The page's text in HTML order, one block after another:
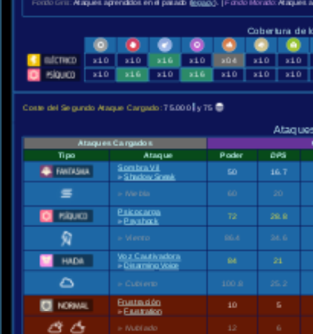
Fondo Gris: Ataques aprendidos en el pasado (legacy). |Fondo Morado:Ataques
Cobertura de
x1.0 x1.0 x1.6 x1.0 x0.4 x1.0
x1.0
x1.0
x1.6 x1.0 x1.6 x1.0 x1.0 x1.0
Coste del Segundo Ataque Cargado:75.000 y 75
Ataques Cargados
Tipo
Ataque Poder
DPS
Sombra Vil
»Shadow Sneak 50 16.7
» Niebla 60
20
Psicocarga
»Psyshock 72 28.8
» Viento 86.4
34.6
Voz Cautivadora
»Disarming Voice 84 21
» Cubierto 100.8
25.2
Frustración
»Frustration 10 5
» Nublado 12
6